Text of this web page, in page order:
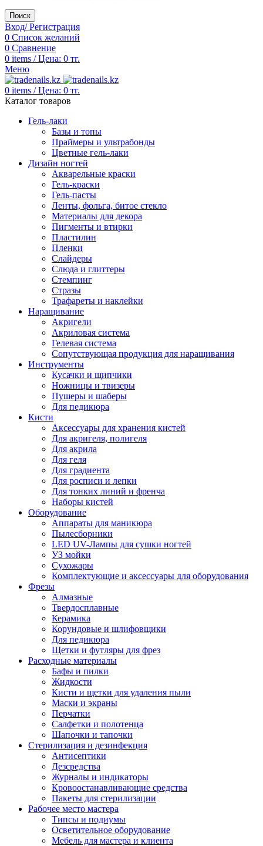
Поиск
Вход/ Регистрация
0 Список желаний
0 Сравнение
0 items / Цена: 0 тг.
Меню
0 items / Цена: 0 тг.
Каталог товаров
Гель-лаки
Базы и топы
Праймеры и ультрабонды
Цветные гель-лаки
Дизайн ногтей
Акварельные краски
Гель-краски
Гель-пасты
Ленты, фольга, битое стекло
Материалы для декора
Пигменты и втирки
Пластилин
Пленки
Слайдеры
Слюда и глиттеры
Стемпинг
Стразы
Трафареты и наклейки
Наращивание
Акригели
Акриловая система
Гелевая система
Сопутствующая продукция для наращивания
Инструменты
Кусачки и щипчики
Ножницы и твизеры
Пушеры и шаберы
Для педикюра
Кисти
Аксессуары для хранения кистей
Для акригеля, полигеля
Для акрила
Для геля
Для градиента
Для росписи и лепки
Для тонких линий и френча
Наборы кистей
Оборудование
Аппараты для маникюра
Пылесборники
LED UV-Лампы для сушки ногтей
УЗ мойки
Сухожары
Комплектующие и аксессуары для оборудования
Фрезы
Алмазные
Твердосплавные
Керамика
Корундовые и шлифовщики
Для педикюра
Щетки и футляры для фрез
Расходные материалы
Бафы и пилки
Жидкости
Кисти и щетки для удаления пыли
Маски и экраны
Перчатки
Салфетки и полотенца
Шапочки и тапочки
Стерилизация и дезинфекция
Антисептики
Дезсредства
Журналы и индикаторы
Кровоостанавливающие средства
Пакеты для стерилизации
Рабочее место мастера
Типсы и подиумы
Осветительное оборудование
Мебель для мастера и клиента